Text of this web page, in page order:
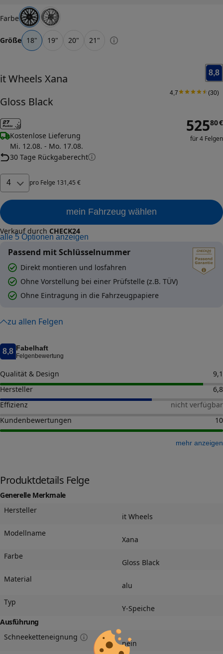
Farbe
Größe 18" 19" 20" 21 "
it Wheels Xana
Gloss Black
8,8
4,7 (30)
Kostenlose Lieferung
Mi. 12.08. - Mo. 17.08.
30 Tage Rückgaberecht
52580€
für 4 Felgen
4 pro Felge 131,45 €
mein Fahrzeug wählen
Verkauf durch CHECK24
alle 5 Optionen anzeigen
Passend mit Schlüsselnummer
Direkt montieren und losfahren
Ohne Vorstellung bei einer Prüfstelle (z.B. TÜV)
Ohne Eintragung in die Fahrzeugpapiere
zu allen Felgen
8,8 Fabelhaft
Felgenbewertung
Qualität & Design
9,1
Hersteller
6,8
Effizienz
nicht verfügbar
Kundenbewertungen
10
mehr anzeigen
Produktdetails Felge
Generelle Merkmale
Hersteller
it Wheels
Modellname
Xana
Farbe
Gloss Black
Material
alu
Typ
Y-Speiche
Ausführung
Schneeketteneignung
nein